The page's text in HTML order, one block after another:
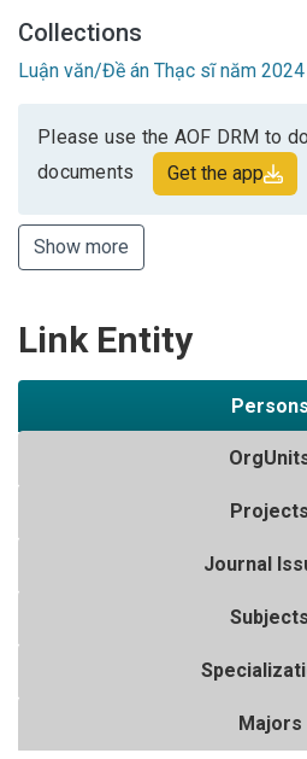
Collections
Luận văn/Đề án Thạc sĩ năm
Please use the AOF DRM to
documents
Get the app
Show more
Link Entity
Persons
Projects
Journal
Subjects
Majors